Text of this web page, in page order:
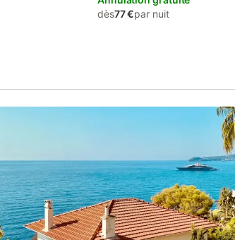
dès77 €par nuit